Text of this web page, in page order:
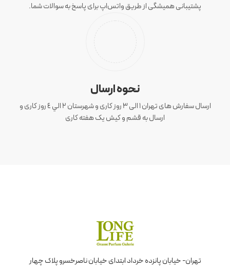
پشتیبانی همیشگی از طریق واتس‌اپ برای پاسخ به سوالات شما.
نحوه ارسال
ارسال سفارش های تهران 1 الی 3 روز کاری و شهرستان ٢ الي ٤ روز کاری و
ارسال به قشم و کیش یک هفته کاری
تهران- خیابان پانزده خرداد ابتدای خیابان ناصرخسرو پلاک چهار